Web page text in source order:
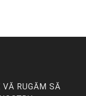
VĂ RUGĂM SĂ